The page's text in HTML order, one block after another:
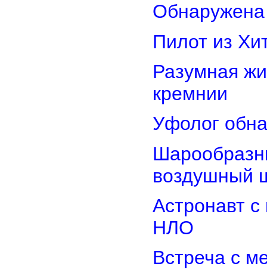
Обнаружена
Пилот из
Разумная
кремнии
Уфолог
воздушный
Астронавт
НЛО
Встреча с